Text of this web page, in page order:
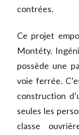
contrées.
Ce projet
Montéty.
possède une
voie ferrée.
construction
seules les
classe